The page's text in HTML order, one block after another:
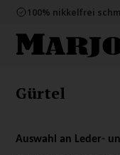
100% nikkelfrei
60 Tage Rückgabe
E-mark webshop
100% nikkelfrei
60 Tage Rückgabe
Gürtel
Auswahl an Leder-